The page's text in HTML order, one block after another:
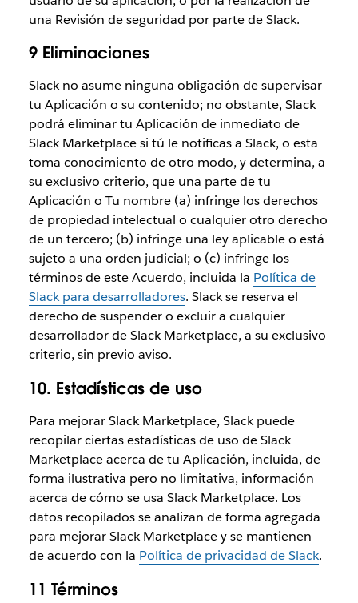
una Revisión de seguridad por parte de Slack.
9 Eliminaciones
Slack no asume ninguna obligación de supervisar
tu Aplicación o su contenido; no obstante, Slack
podrá eliminar tu Aplicación de inmediato de
Slack Marketplace si tú le notificas a Slack, o esta
toma conocimiento de otro modo, y determina, a
su exclusivo criterio, que una parte de tu
Aplicación o Tu nombre (a) infringe los derechos
de propiedad intelectual o cualquier otro derecho
de un tercero; (b) infringe una ley aplicable o está
sujeto a una orden judicial; o (c) infringe los
términos de este Acuerdo, incluida la Política de
Slack para desarrolladores. Slack se reserva el
derecho de suspender o excluir a cualquier
desarrollador de Slack Marketplace, a su exclusivo
criterio, sin previo aviso.
10. Estadísticas de uso
Para mejorar Slack Marketplace, Slack puede
recopilar ciertas estadísticas de uso de Slack
Marketplace acerca de tu Aplicación, incluida, de
forma ilustrativa pero no limitativa, información
acerca de cómo se usa Slack Marketplace. Los
datos recopilados se analizan de forma agregada
para mejorar Slack Marketplace y se mantienen
de acuerdo con la Política de privacidad de Slack.
11 Términos